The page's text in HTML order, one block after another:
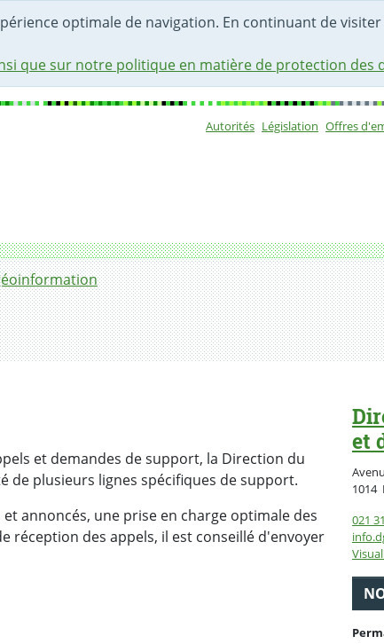
optimale de navigation. En continuant de
que sur notre politique en matière de protection des
Autorités Législation Offres
et demandes de support, la Direction du
de plusieurs lignes spécifiques de support.
annoncés, une prise en charge optimale des
réception des appels, il est conseillé d'envoyer
et
1014
021